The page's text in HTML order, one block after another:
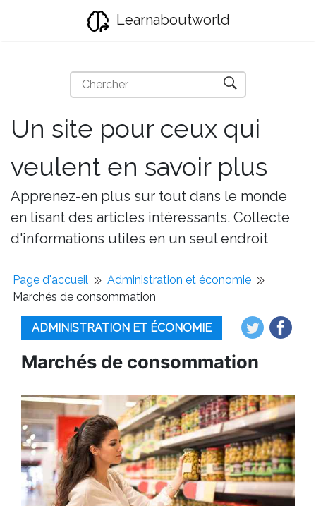
Learnaboutworld
Un site pour ceux qui
veulent en savoir plus
Apprenez-en plus sur tout dans le monde
en lisant des articles intéressants. Collecte
d'informations utiles en un seul endroit
Page d'accueil
Administration et économie
Marchés de consommation
ADMINISTRATION ET ÉCONOMIE
Marchés de consommation